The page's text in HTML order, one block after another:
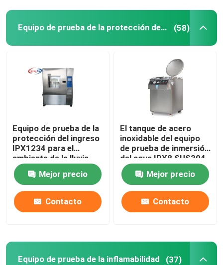
Éntrenos en contacto con
Equipo de prueba del IEC
Equipo de prueba médico
Equipo de prueba de la protección del ingreso
Equipo de prueba de la inflamabilidad
Equipo de prueba de la protección del ingreso (58)
Equipo de prueba de la
protección del ingreso
IPX1234 para el
ambiente de la lluvia
Mejor precio
Contacto
El tanque de acero
inoxidable del equipo
de prueba de inmersión
del agua IPX8 SUS304
Mejor precio
Contacto
Equipo de prueba de la inflamabilidad (37)